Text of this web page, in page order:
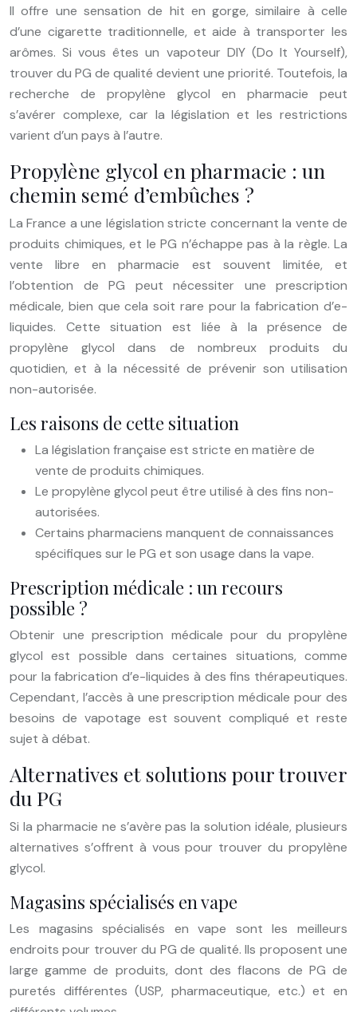
Il offre une sensation de hit en gorge, similaire à celle
d’une cigarette traditionnelle, et aide à transporter les
arômes. Si vous êtes un vapoteur DIY (Do It Yourself),
trouver du PG de qualité devient une priorité. Toutefois, la
recherche de propylène glycol en pharmacie peut
s’avérer complexe, car la législation et les restrictions
varient d’un pays à l’autre.
Propylène glycol en pharmacie : un
chemin semé d’embûches ?
La France a une législation stricte concernant la vente de
produits chimiques, et le PG n’échappe pas à la règle. La
vente libre en pharmacie est souvent limitée, et
l’obtention de PG peut nécessiter une prescription
médicale, bien que cela soit rare pour la fabrication d’e-
liquides. Cette situation est liée à la présence de
propylène glycol dans de nombreux produits du
quotidien, et à la nécessité de prévenir son utilisation
non-autorisée.
Les raisons de cette situation
La législation française est stricte en matière de
vente de produits chimiques.
Le propylène glycol peut être utilisé à des fins non-
autorisées.
Certains pharmaciens manquent de connaissances
spécifiques sur le PG et son usage dans la vape.
Prescription médicale : un recours
possible ?
Obtenir une prescription médicale pour du propylène
glycol est possible dans certaines situations, comme
pour la fabrication d’e-liquides à des fins thérapeutiques.
Cependant, l’accès à une prescription médicale pour des
besoins de vapotage est souvent compliqué et reste
sujet à débat.
Alternatives et solutions pour trouver
du PG
Si la pharmacie ne s’avère pas la solution idéale, plusieurs
alternatives s’offrent à vous pour trouver du propylène
glycol.
Magasins spécialisés en vape
Les magasins spécialisés en vape sont les meilleurs
endroits pour trouver du PG de qualité. Ils proposent une
large gamme de produits, dont des flacons de PG de
puretés différentes (USP, pharmaceutique, etc.) et en